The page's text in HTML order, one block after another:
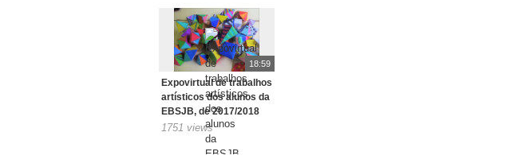
18:59
Expovirtual de trabalhos
artísticos dos alunos da
EBSJB, de 2017/2018
1751 views